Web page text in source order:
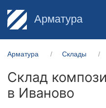
Арматура
Арматура Склады
Склад
в Иваново